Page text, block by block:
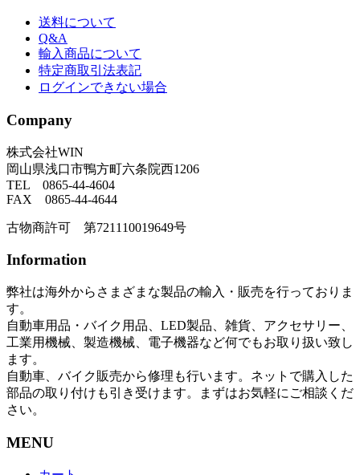
送料について
Q&A
輸入商品について
特定商取引法表記
ログインできない場合
Company
株式会社WIN
岡山県浅口市鴨方町六条院西1206
TEL 0865-44-4604
FAX 0865-44-4644
古物商許可 第721110019649号
Information
弊社は海外からさまざまな製品の輸入・販売を行っておりま
す。
自動車用品・バイク用品、LED製品、雑貨、アクセサリー、
工業用機械、製造機械、電子機器など何でもお取り扱い致し
ます。
自動車、バイク販売から修理も行います。ネットで購入した
部品の取り付けも引き受けます。まずはお気軽にご相談くだ
さい。
MENU